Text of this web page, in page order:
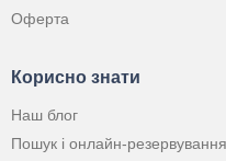
Оферта
Корисно знати
Наш блог
Пошук і онлайн-резервування